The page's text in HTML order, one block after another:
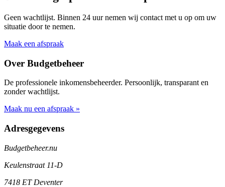
Geen wachtlijst. Binnen 24 uur nemen wij contact met u op om uw
situatie door te nemen.
Maak een afspraak
Over Budgetbeheer
De professionele inkomensbeheerder. Persoonlijk, transparant en
zonder wachtlijst.
Maak nu een afspraak »
Adresgegevens
Budgetbeheer.nu
Keulenstraat 11-D
7418 ET Deventer